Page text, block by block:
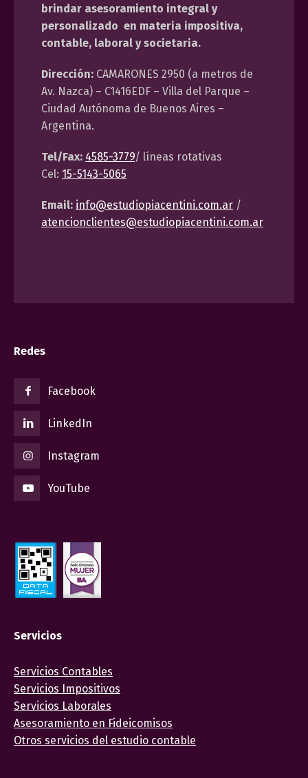
brindar asesoramiento integral y
personalizado en materia impositiva,
contable, laboral y societaria.
Dirección: CAMARONES 2950 (a metros de
Av. Nazca) – C1416EDF – Villa del Parque –
Ciudad Autónoma de Buenos Aires –
Argentina.
Tel/Fax: 4585-3779/ líneas rotativas
Cel: 15-5143-5065
Email: info@estudiopiacentini.com.ar /
atencionclientes@estudiopiacentini.com.ar
Redes
Facebook
LinkedIn
Instagram
YouTube
Servicios
Servicios Contables
Servicios Impositivos
Servicios Laborales
Asesoramiento en Fideicomisos
Otros servicios del estudio contable